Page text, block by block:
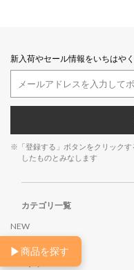
▶商品を探す
新入荷やセール情報をいちはやく
※「登録する」ボタンをクリックす
したものとみなします
カテゴリ一覧
NEW
26AW